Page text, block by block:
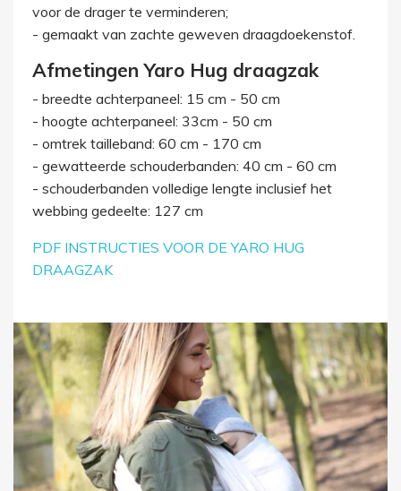
voor de drager te verminderen;
- gemaakt van zachte geweven draagdoekenstof.
Afmetingen Yaro Hug draagzak
- breedte achterpaneel: 15 cm - 50 cm
- hoogte achterpaneel: 33cm - 50 cm
- omtrek tailleband: 60 cm - 170 cm
- gewatteerde schouderbanden: 40 cm - 60 cm
- schouderbanden volledige lengte inclusief het
webbing gedeelte: 127 cm
PDF INSTRUCTIES VOOR DE YARO HUG
DRAAGZAK